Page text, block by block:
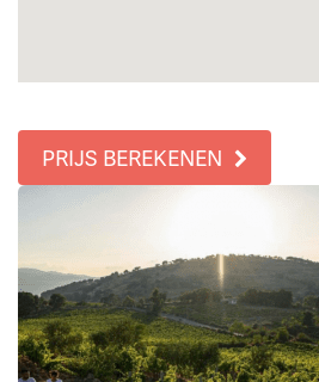
PRIJS BEREKENEN